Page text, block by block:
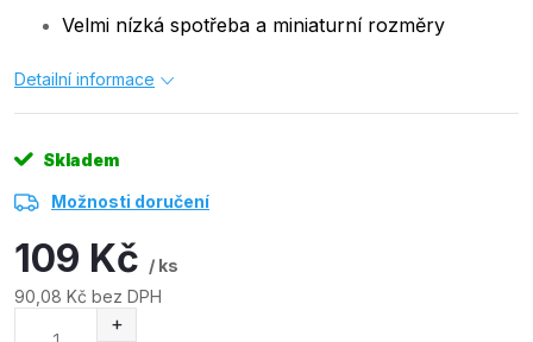
Velmi nízká spotřeba a miniaturní rozměry
Detailní informace
Skladem
Možnosti doručení
109 Kč / ks
90,08 Kč bez DPH